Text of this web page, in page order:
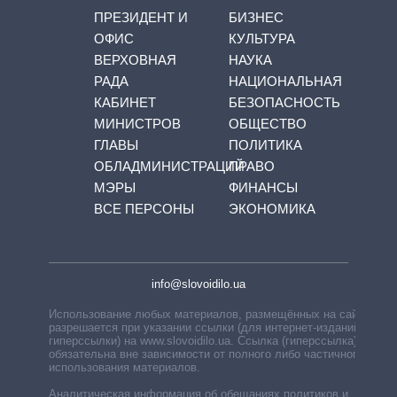
ПРЕЗИДЕНТ И
ОФИС
ВЕРХОВНАЯ
РАДА
КАБИНЕТ
МИНИСТРОВ
ГЛАВЫ
ОБЛАДМИНИСТРАЦИЙ
МЭРЫ
ВСЕ ПЕРСОНЫ
БИЗНЕС
КУЛЬТУРА
НАУКА
НАЦИОНАЛЬНАЯ
БЕЗОПАСНОСТЬ
ОБЩЕСТВО
ПОЛИТИКА
ПРАВО
ФИНАНСЫ
ЭКОНОМИКА
info@slovoidilo.ua
Использование любых материалов, размещённых на сайте,
разрешается при указании ссылки (для интернет-изданий —
гиперссылки) на www.slovoidilo.ua. Ссылка (гиперссылка)
обязательна вне зависимости от полного либо частичного
использования материалов.
Аналитическая информация об обещаниях политиков и